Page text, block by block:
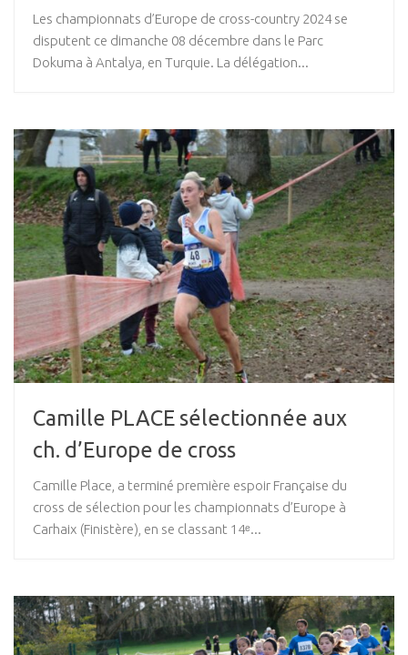
Les championnats d’Europe de cross-country 2024 se
disputent ce dimanche 08 décembre dans le Parc
Dokuma à Antalya, en Turquie. La délégation...
Camille PLACE sélectionnée aux
ch. d’Europe de cross
Camille Place, a terminé première espoir Française du
cross de sélection pour les championnats d’Europe à
Carhaix (Finistère), en se classant 14ᵉ...